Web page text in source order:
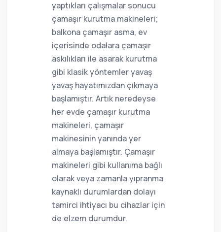
yaptıkları çalışmalar sonucu
çamaşır kurutma makineleri;
balkona çamaşır asma, ev
içerisinde odalara çamaşır
askılıkları ile asarak kurutma
gibi klasik yöntemler yavaş
yavaş hayatımızdan çıkmaya
başlamıştır. Artık neredeyse
her evde çamaşır kurutma
makineleri, çamaşır
makinesinin yanında yer
almaya başlamıştır. Çamaşır
makineleri gibi kullanıma bağlı
olarak veya zamanla yıpranma
kaynaklı durumlardan dolayı
tamirci ihtiyacı bu cihazlar için
de elzem durumdur.